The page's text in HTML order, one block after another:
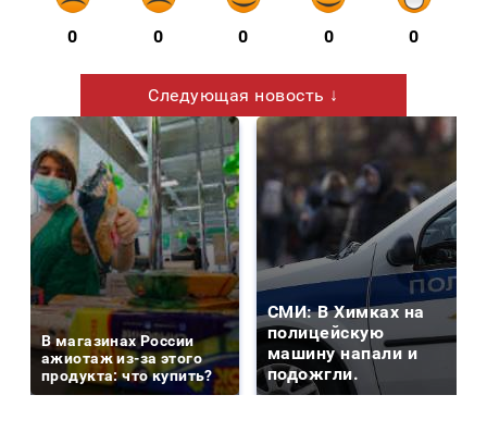
0 0 0 0 0
Следующая новость ↓
В магазинах России
ажиотаж из-за этого
продукта: что купить?
СМИ: В Химках на
полицейскую
машину напали и
подожгли.